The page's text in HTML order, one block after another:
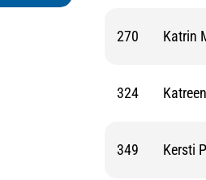
270 Katrin
324
349 Kersti